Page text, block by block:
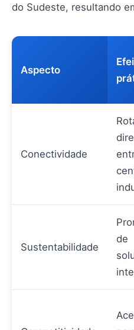
do Sudeste, resultando
Aspecto
Conectividade
Sustentabilidade
de